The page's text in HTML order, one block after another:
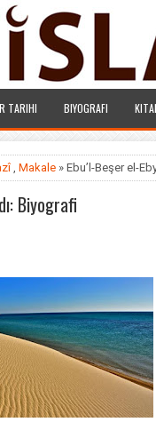
TARIHI BIYOGRAFI
, Makale » Ebu’l-Beşer el-
Biyografi